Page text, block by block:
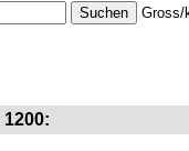
Gross/